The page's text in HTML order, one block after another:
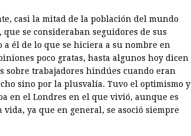
casi la mitad de la población del mundo
se consideraban seguidores de sus
él de lo que se hiciera a su nombre en
poco gratas, hasta algunos hoy dicen
sobre trabajadores hindúes cuando eran
sino por la plusvalía. Tuvo el optimismo y
en el Londres en el que vivió, aunque es
ya que en general, se asoció siempre